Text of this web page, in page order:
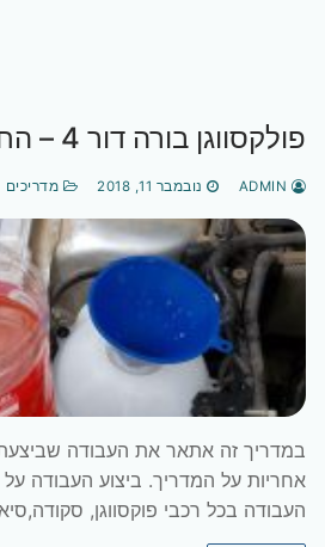
פולקסווגן בורה דור 4 – החלפת מיכל עיבוי
נובמבר 11, 2018 מדריכים
​במדריך זה אתאר את העבודה
אחריות על המדריך. ביצוע העבודה
העבודה בכל רכבי פוקסווגן,